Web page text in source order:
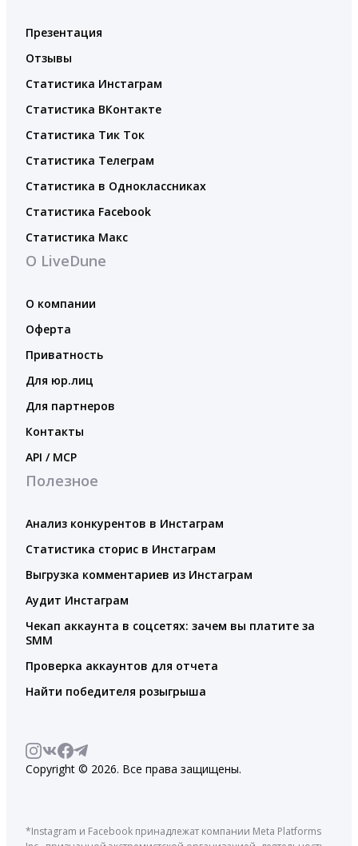
Презентация
Отзывы
Статистика Инстаграм
Статистика ВКонтакте
Статистика Тик Ток
Статистика Телеграм
Статистика в Одноклассниках
Статистика Facebook
Статистика Макс
О LiveDune
О компании
Оферта
Приватность
Для юр.лиц
Для партнеров
Контакты
API / MCP
Полезное
Анализ конкурентов в Инстаграм
Статистика сторис в Инстаграм
Выгрузка комментариев из Инстаграм
Аудит Инстаграм
Чекап аккаунта в соцсетях: зачем вы платите за
SMM
Проверка аккаунтов для отчета
Найти победителя розыгрыша
Copyright © 2026. Все права защищены.
*Instagram и Facebook принадлежат компании Meta Platforms